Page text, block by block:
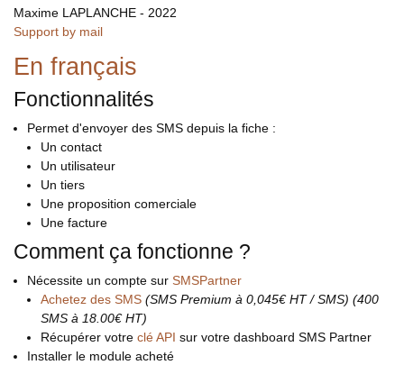
Maxime LAPLANCHE - 2022
Support by mail
En français
Fonctionnalités
Permet d'envoyer des SMS depuis la fiche :
Un contact
Un utilisateur
Un tiers
Une proposition comerciale
Une facture
Comment ça fonctionne ?
Nécessite un compte sur SMSPartner
Achetez des SMS (SMS Premium à 0,045€ HT / SMS) (400
SMS à 18.00€ HT)
Récupérer votre clé API sur votre dashboard SMS Partner
Installer le module acheté